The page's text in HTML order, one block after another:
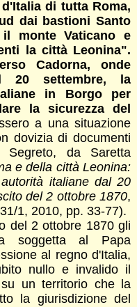
di tutta Roma,
dai bastioni Santo
monte Vaticano e
la città Leonina".
Cadorna, onde
20 settembre, la
in Borgo per
la sicurezza del
a una situazione
dovizia di documenti
Segreto, da Saretta
e della città Leonina:
italiane dal 20
del 2 ottobre 1870,
1, 2010, pp. 33-77).
del 2 ottobre 1870 gli
soggetta al Papa
al regno d'Italia,
nullo e invalido il
un territorio che la
la giurisdizione del